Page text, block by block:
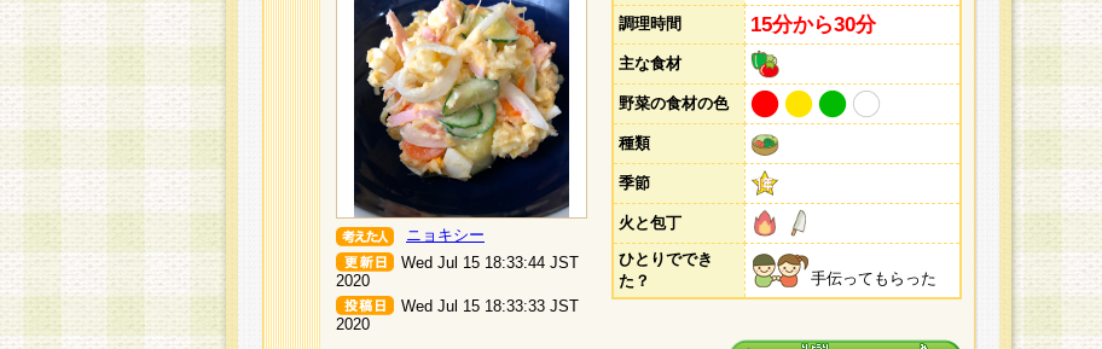
ニョキシー
Wed Jul 15 18:33:44 JST
2020
Wed Jul 15 18:33:33 JST
2020
調理時間 15分から30分
主な食材
野菜の食材の色
種類
季節
火と包丁
ひとりででき
た？
手伝ってもらった